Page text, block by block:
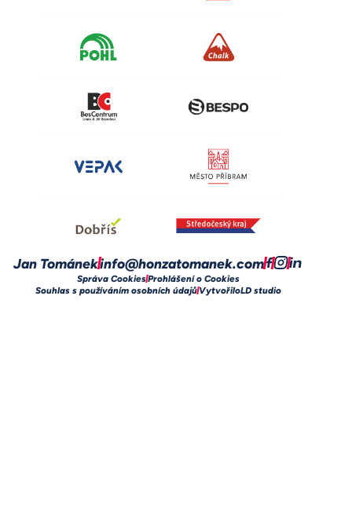
Jan Tománekinfo@honzatomanek.com
Správa CookiesProhlášení o Cookies
Souhlas s používáním osobních údajůVytvořiloLD studio